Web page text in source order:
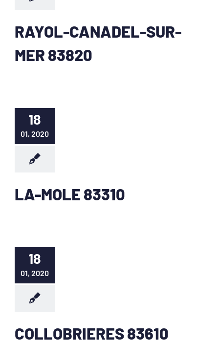
RAYOL-CANADEL-SUR-
MER 83820
18
01, 2020
LA-MOLE 83310
18
01, 2020
COLLOBRIERES 83610